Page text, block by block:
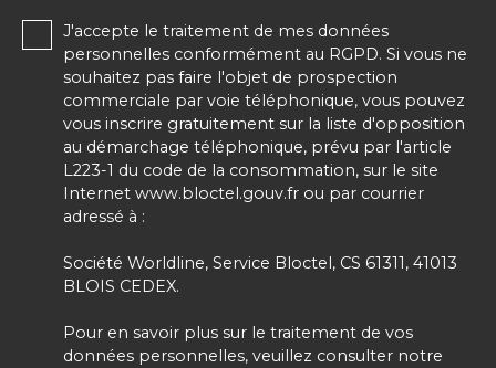
J'accepte le traitement de mes données
personnelles conformément au RGPD. Si vous ne
souhaitez pas faire l'objet de prospection
commerciale par voie téléphonique, vous pouvez
vous inscrire gratuitement sur la liste d'opposition
au démarchage téléphonique, prévu par l'article
L223-1 du code de la consommation, sur le site
Internet www.bloctel.gouv.fr ou par courrier
adressé à :
Société Worldline, Service Bloctel, CS 61311, 41013
BLOIS CEDEX.
Pour en savoir plus sur le traitement de vos
données personnelles, veuillez consulter notre